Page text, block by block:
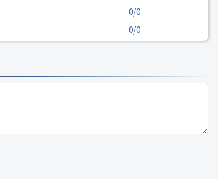
0/0
0/0